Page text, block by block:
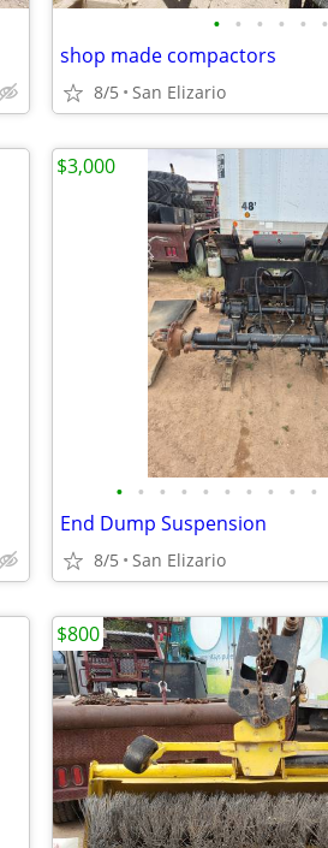
• • • • • •
shop made compactors
8/5 San Elizario
• • • • • • • • • •
End Dump Suspension
8/5 San Elizario
$3,000
$800